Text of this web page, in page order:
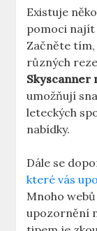
Existuje
pomoci najít
Začněte tím,
různých
Skyscanner
umožňují
leteckých
nabídky.
Dále se
které vás
Mnoho
upozornění